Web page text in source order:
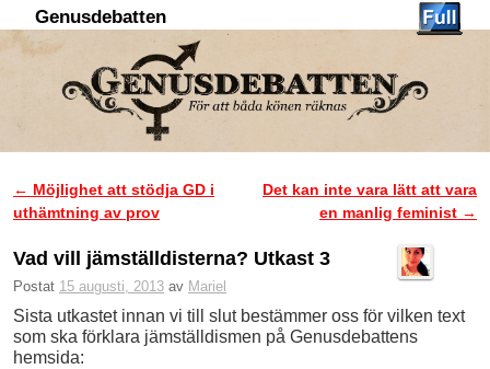
Genusdebatten
Inläggsnavigering
← Möjlighet att stödja GD i
uthämtning av prov
Det kan inte vara lätt att vara
en manlig feminist →
Vad vill jämställdisterna? Utkast 3
Postat 15 augusti, 2013 av Mariel
Sista utkastet innan vi till slut bestämmer oss för vilken text
som ska förklara jämställdismen på Genusdebattens
hemsida: